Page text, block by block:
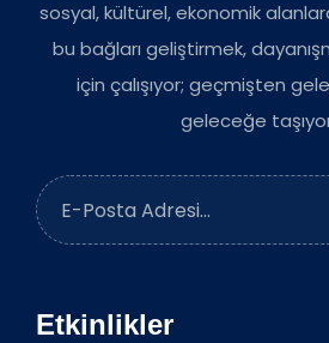
sosyal, kültürel, ekonomik
bu bağları geliştirmek,
için çalışıyor; geçmişten
geleceğe
Etkinlikler